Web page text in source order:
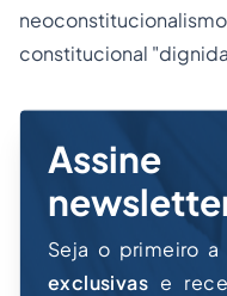
constitucional
Seja o primeiro a
exclusivas e